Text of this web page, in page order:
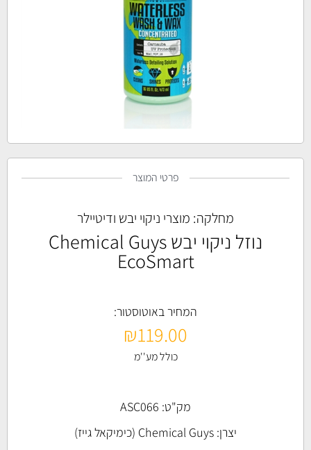
פרטי המוצר
מחלקה: מוצרי ניקוי יבש ודיטיילר
נוזל ניקוי יבש Chemical Guys
EcoSmart
המחיר באוטוסטור:
₪119.00
כולל מע''מ
מק"ט: ASC066
יצרן: Chemical Guys (כימיקאל גייז)